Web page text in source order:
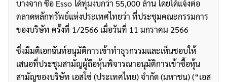
บางจาก ซื้อ Esso ได้ทุ่มงบกว่า 55,000 ล้าน โดยได้แจ้งต่อ
ตลาดหลักทรัพย์แห่งประเทศไทยว่า ที่ประชุมคณะกรรมการ
ของบริษัท ครั้งที่ 1/2566 เมื่อวันที่ 11 มกราคม 2566
ซึ่งมีมติเอกฉันท์อนุมัติการเข้าทำธุรกรรมและเห็นชอบให้
เสนอที่ประชุมสามัญผู้ถือหุ้นพิจารณาอนุมัติการเข้าซื้อหุ้น
สามัญของบริษัท เอสโซ่ (ประเทศไทย) จำกัด (มหาชน) (“เอส